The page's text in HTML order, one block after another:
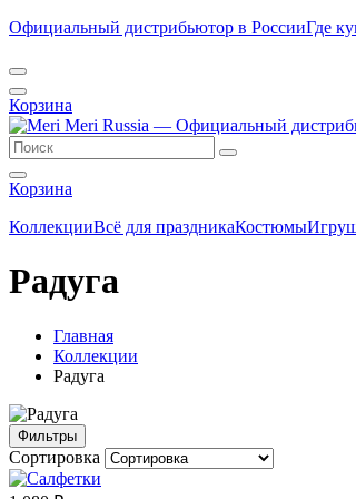
Официальный дистрибьютор в РоссииГде
Корзина
Корзина
КоллекцииВсё для праздникаКостюмы
Радуга
Главная
Коллекции
Радуга
Фильтры
Сортировка